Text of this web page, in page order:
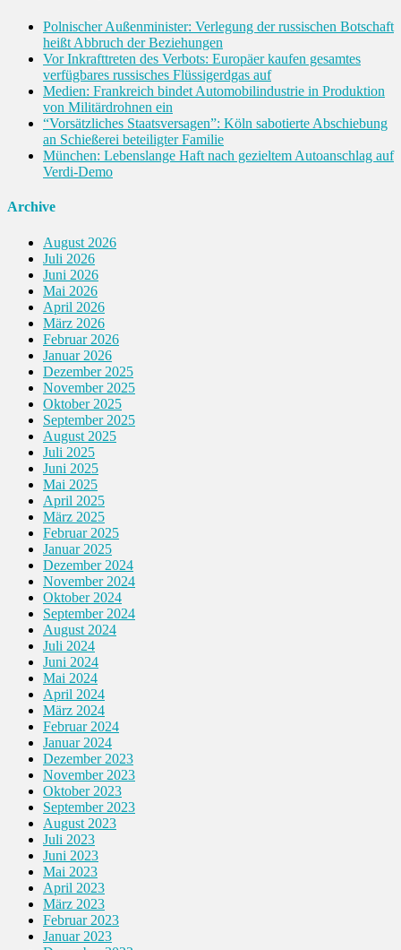
Polnischer Außenminister: Verlegung der russischen Botschaft
heißt Abbruch der Beziehungen
Vor Inkrafttreten des Verbots: Europäer kaufen gesamtes
verfügbares russisches Flüssigerdgas auf
Medien: Frankreich bindet Automobilindustrie in Produktion
von Militärdrohnen ein
“Vorsätzliches Staatsversagen”: Köln sabotierte Abschiebung
an Schießerei beteiligter Familie
München: Lebens­lange Haft nach gezieltem Autoanschlag auf
Verdi-Demo
Archive
August 2026
Juli 2026
Juni 2026
Mai 2026
April 2026
März 2026
Februar 2026
Januar 2026
Dezember 2025
November 2025
Oktober 2025
September 2025
August 2025
Juli 2025
Juni 2025
Mai 2025
April 2025
März 2025
Februar 2025
Januar 2025
Dezember 2024
November 2024
Oktober 2024
September 2024
August 2024
Juli 2024
Juni 2024
Mai 2024
April 2024
März 2024
Februar 2024
Januar 2024
Dezember 2023
November 2023
Oktober 2023
September 2023
August 2023
Juli 2023
Juni 2023
Mai 2023
April 2023
März 2023
Februar 2023
Januar 2023